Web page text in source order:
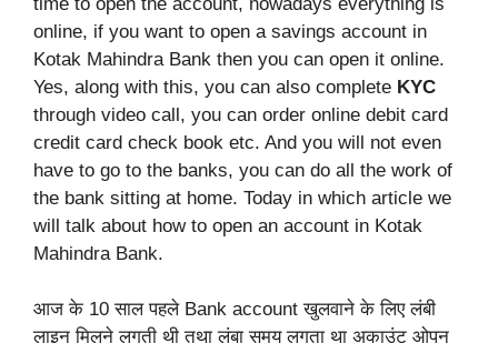
online, if you want to open a savings account in
Kotak Mahindra Bank then you can open it online.
Yes, along with this, you can also complete KYC
through video call, you can order online debit card
credit card check book etc. And you will not even
have to go to the banks, you can do all the work of
the bank sitting at home. Today in which article we
will talk about how to open an account in Kotak
Mahindra Bank.
आज के 10 साल पहले Bank account खुलवाने के लिए लंबी
लाइन मिलने लगती थी तथा लंबा समय लगता था अकाउंट ओपन